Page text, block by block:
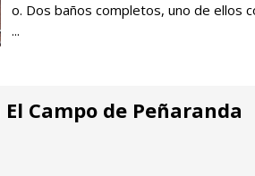
o. Dos baños completos, uno de ellos
...
Campo de Peñaranda